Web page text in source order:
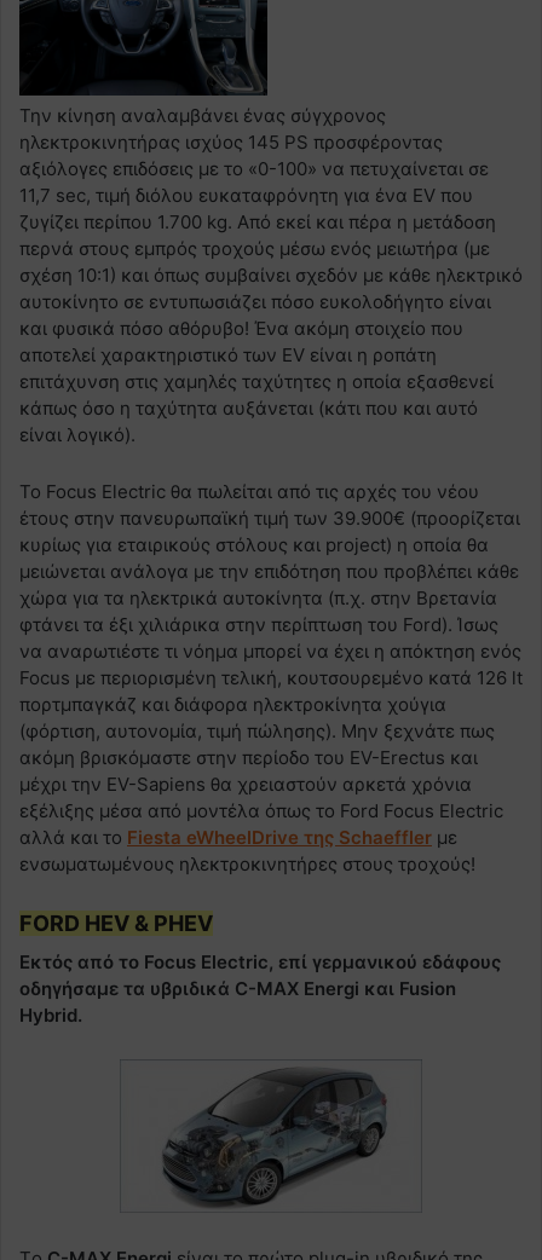
Την κίνηση αναλαμβάνει ένας σύγχρονος
ηλεκτροκινητήρας ισχύος 145 PS προσφέροντας
αξιόλογες επιδόσεις με το «0-100» να πετυχαίνεται σε
11,7 sec, τιμή διόλου ευκαταφρόνητη για ένα EV που
ζυγίζει περίπου 1.700 kg. Από εκεί και πέρα η μετάδοση
περνά στους εμπρός τροχούς μέσω ενός μειωτήρα (με
σχέση 10:1) και όπως συμβαίνει σχεδόν με κάθε ηλεκτρικό
αυτοκίνητο σε εντυπωσιάζει πόσο ευκολοδήγητο είναι
και φυσικά πόσο αθόρυβο! Ένα ακόμη στοιχείο που
αποτελεί χαρακτηριστικό των EV είναι η ροπάτη
επιτάχυνση στις χαμηλές ταχύτητες η οποία εξασθενεί
κάπως όσο η ταχύτητα αυξάνεται (κάτι που και αυτό
είναι λογικό).
Το Focus Electric θα πωλείται από τις αρχές του νέου
έτους στην πανευρωπαϊκή τιμή των 39.900€ (προορίζεται
κυρίως για εταιρικούς στόλους και project) η οποία θα
μειώνεται ανάλογα με την επιδότηση που προβλέπει κάθε
χώρα για τα ηλεκτρικά αυτοκίνητα (π.χ. στην Βρετανία
φτάνει τα έξι χιλιάρικα στην περίπτωση του Ford). Ίσως
να αναρωτιέστε τι νόημα μπορεί να έχει η απόκτηση ενός
Focus με περιορισμένη τελική, κουτσουρεμένο κατά 126 lt
πορτμπαγκάζ και διάφορα ηλεκτροκίνητα χούγια
(φόρτιση, αυτονομία, τιμή πώλησης). Μην ξεχνάτε πως
ακόμη βρισκόμαστε στην περίοδο του EV-Erectus και
μέχρι την EV-Sapiens θα χρειαστούν αρκετά χρόνια
εξέλιξης μέσα από μοντέλα όπως το Ford Focus Electric
αλλά και το Fiesta eWheelDrive της Schaeffler με
ενσωματωμένους ηλεκτροκινητήρες στους τροχούς!
FORD HEV & PHEV
Εκτός από το Focus Electric, επί γερμανικού εδάφους
οδηγήσαμε τα υβριδικά C-MAX Energi και Fusion
Hybrid.